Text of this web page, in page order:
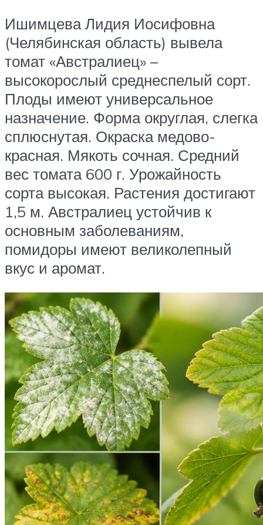
Ишимцева Лидия Иосифовна
(Челябинская область) вывела
томат «Австралиец» –
высокорослый среднеспелый сорт.
Плоды имеют универсальное
назначение. Форма округлая, слегка
сплюснутая. Окраска медово-
красная. Мякоть сочная. Средний
вес томата 600 г. Урожайность
сорта высокая. Растения достигают
1,5 м. Австралиец устойчив к
основным заболеваниям,
помидоры имеют великолепный
вкус и аромат.